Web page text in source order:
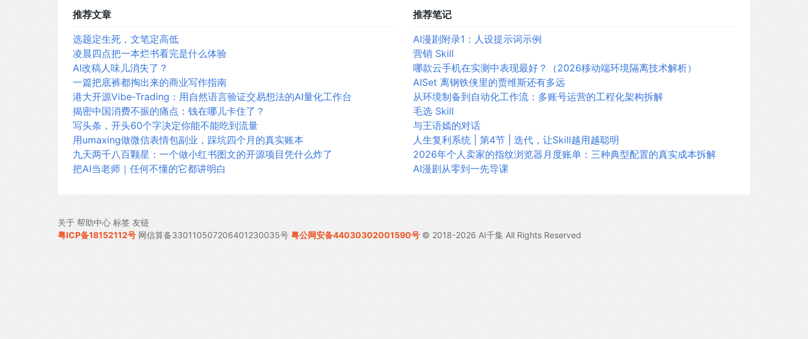
推荐文章
选题定生死，文笔定高低
凌晨四点把一本烂书看完是什么体验
AI改稿人味儿消失了？
一篇把底裤都掏出来的商业写作指南
港大开源Vibe-Trading：用自然语言验证交易想法的AI量化工作台
揭密中国消费不振的痛点：钱在哪儿卡住了？
写头条，开头60个字决定你能不能吃到流量
用umaxing做微信表情包副业，踩坑四个月的真实账本
九天两千八百颗星：一个做小红书图文的开源项目凭什么炸了
把AI当老师｜任何不懂的它都讲明白
推荐笔记
AI漫剧附录1：人设提示词示例
营销 Skill
哪款云手机在实测中表现最好？（2026移动端环境隔离技术解析）
AISet 离钢铁侠里的贾维斯还有多远
从环境制备到自动化工作流：多账号运营的工程化架构拆解
毛选 Skill
与王语嫣的对话
人生复利系统 | 第4节 | 迭代，让Skill越用越聪明
2026年个人卖家的指纹浏览器月度账单：三种典型配置的真实成本拆解
AI漫剧从零到一先导课
关于 帮助中心 标签 友链
粤ICP备18152112号 网信算备330110507206401230035号 粤公网安备44030302001590号 © 2018-2026 AI千集 All Rights Reserved